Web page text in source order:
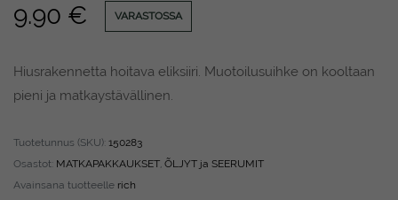
9.90 € VARASTOSSA
Hiusrakennetta hoitava eliksiiri. Muotoilusuihke on kooltaan
pieni ja matkaystävällinen.
Tuotetunnus (SKU): 150283
Osastot: MATKAPAKKAUKSET, ÕLJYT ja SEERUMIT
Avainsana tuotteelle rich